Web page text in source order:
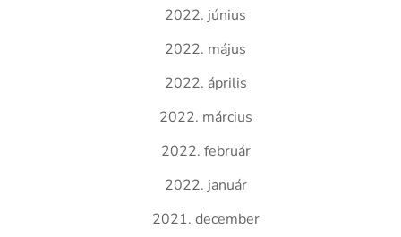
2022. június
2022. május
2022. április
2022. március
2022. február
2022. január
2021. december